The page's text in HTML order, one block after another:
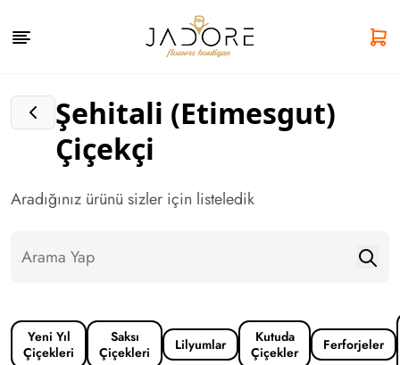
Şehitali (Etimesgut)
Çiçekçi
Aradığınız ürünü sizler için listeledik
Yeni Yıl
Çiçekleri
Saksı
Çiçekleri
Lilyumlar
Kutuda
Çiçekler
Ferforjeler